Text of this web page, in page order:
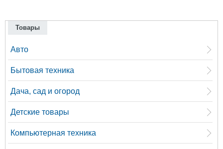
Товары
Авто
Бытовая техника
Дача, сад и огород
Детские товары
Компьютерная техника